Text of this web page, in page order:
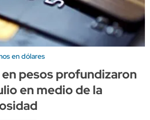
en dólares
pesos profundizaron
en medio de la